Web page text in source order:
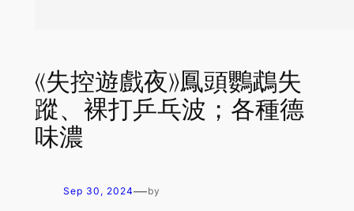
《失控遊戲夜》鳳頭鸚鵡失
蹤、裸打乒乓波；各種德
味濃
Sep 30, 2024—by